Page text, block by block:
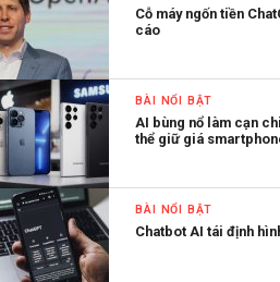
Cỗ máy ngốn tiền
cáo
BÀI NỔI BẬT
AI bùng nổ làm cạn
thể giữ giá
BÀI NỔI BẬT
Chatbot AI tái định